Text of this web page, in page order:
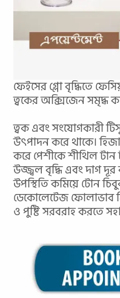
ফেইসের গ্লো বৃদ্ধিতে
ত্বকের অক্সিজেন সমৃদ্ধ
ত্বক এবং সংযোগকারী
উৎপাদন করে থাকে।
করে পেশীকে শীথিল
উজ্জ্বল বৃদ্ধি এবং দাগ
উপস্থিতি কমিয়ে টোন
ডেকোলেটেজ ফোলাভাব
ও পুষ্টি সরবরাহ করতে